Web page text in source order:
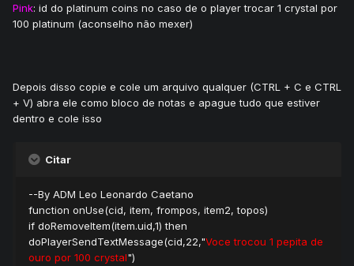
Pink: id do platinum coins no caso de o player trocar 1 crystal por
100 platinum (aconselho não mexer)
Depois disso copie e cole um arquivo qualquer (CTRL + C e CTRL
+ V) abra ele como bloco de notas e apague tudo que estiver
dentro e cole isso
Citar
--By ADM Leo Leonardo Caetano
function onUse(cid, item, frompos, item2, topos)
if doRemoveItem(item.uid,1) then
doPlayerSendTextMessage(cid,22,"Voce trocou 1 pepita de
ouro por 100 crystal")